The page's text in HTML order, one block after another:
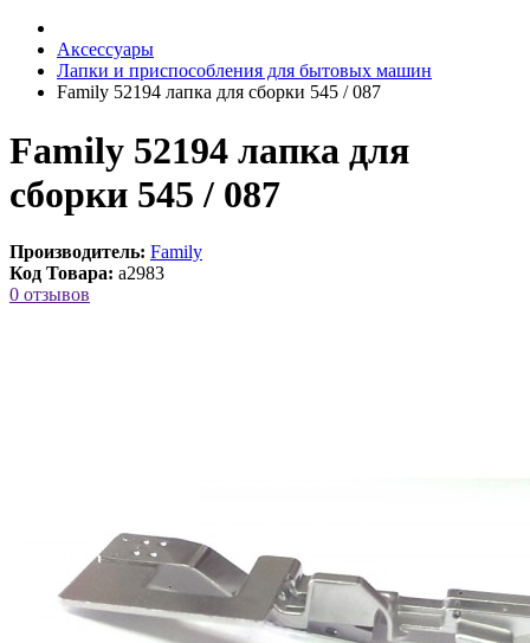
Аксессуары
Лапки и приспособления для бытовых машин
Family 52194 лапка для сборки 545 / 087
Family 52194 лапка для
сборки 545 / 087
Производитель: Family
Код Товара: a2983
0 отзывов